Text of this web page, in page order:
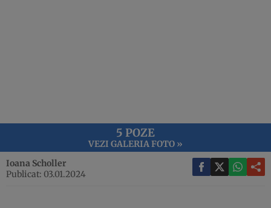
5 POZE
VEZI GALERIA FOTO »
Ioana Scholler
Publicat: 03.01.2024